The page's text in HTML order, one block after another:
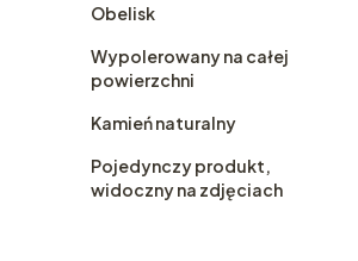
Obelisk
Wypolerowany na całej
powierzchni
Kamień naturalny
Pojedynczy produkt,
widoczny na zdjęciach